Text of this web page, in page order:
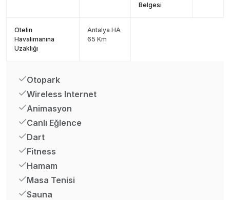
Belgesi
Otelin
Havalimanına
Uzaklığı
Antalya HA
65 Km
Otopark
Wireless Internet
Animasyon
Canlı Eğlence
Dart
Fitness
Hamam
Masa Tenisi
Sauna